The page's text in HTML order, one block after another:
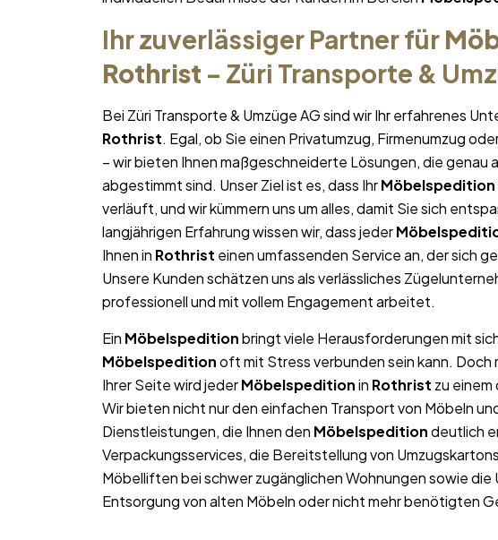
Ihr zuverlässiger Partner für
Rothrist – Züri Transporte &
Bei Züri Transporte & Umzüge AG sind wir Ihr erfahrenes
Rothrist. Egal, ob Sie einen Privatumzug, Firmenumzug
– wir bieten Ihnen maßgeschneiderte Lösungen, die genau
abgestimmt sind. Unser Ziel ist es, dass IhrMöbelspedition
verläuft, und wir kümmern uns um alles, damit Sie sich
langjährigen Erfahrung wissen wir, dass jeder
Ihnen in Rothrist einen umfassenden Service an, der sich
Unsere Kunden schätzen uns als verlässliches
professionell und mit vollem Engagement arbeitet.
Ein Möbelspeditionbringt viele Herausforderungen mit
Möbelspeditionoft mit Stress verbunden sein kann. Doch
Ihrer Seite wird jederMöbelspeditionin Rothrist zu
Wir bieten nicht nur den einfachen Transport von Möbeln
Dienstleistungen, die Ihnen den Möbelspeditiondeutlich
Verpackungsservices, die Bereitstellung von
Möbelliften bei schwer zugänglichen Wohnungen sowie
Entsorgung von alten Möbeln oder nicht mehr benötigten